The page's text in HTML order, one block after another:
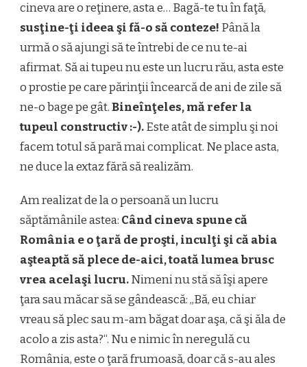
cineva are o reţinere, asta e… Bagă-te tu în faţă,
susţine-ţi ideea şi fă-o să conteze! Până la
urmă o să ajungi să te întrebi de ce nu te-ai
afirmat. Să ai tupeu nu este un lucru rău, asta este
o prostie pe care părinţii încearcă de ani de zile să
ne-o bage pe gât.Bineînţeles, mă refer la
tupeul constructiv :-).Este atât de simplu şi noi
facem totul să pară mai complicat. Ne place asta,
ne duce la extaz fără să realizăm.
Am realizat de la o persoană un lucru
săptămânile astea: Când cineva spune că
România e o ţară de proşti, inculţi şi că abia
aşteaptă să plece de-aici, toată lumea brusc
vrea acelaşi lucru.Nimeni nu stă să îşi apere
ţara sau măcar să se gândească: „Bă, eu chiar
vreau să plec sau m-am băgat doar aşa, că şi ăla de
acolo a zis asta?“. Nu e nimic în neregulă cu
România, este o ţară frumoasă, doar că s-au ales